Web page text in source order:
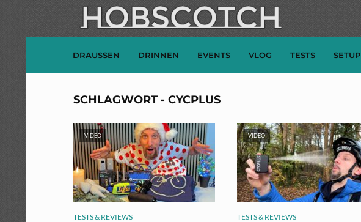
DRAUSSEN DRINNEN EVENTS VLOG TESTS SETUP
SCHLAGWORT - CYCPLUS
VIDEO
TESTS & REVIEWS
VIDEO
TESTS & REVIEWS